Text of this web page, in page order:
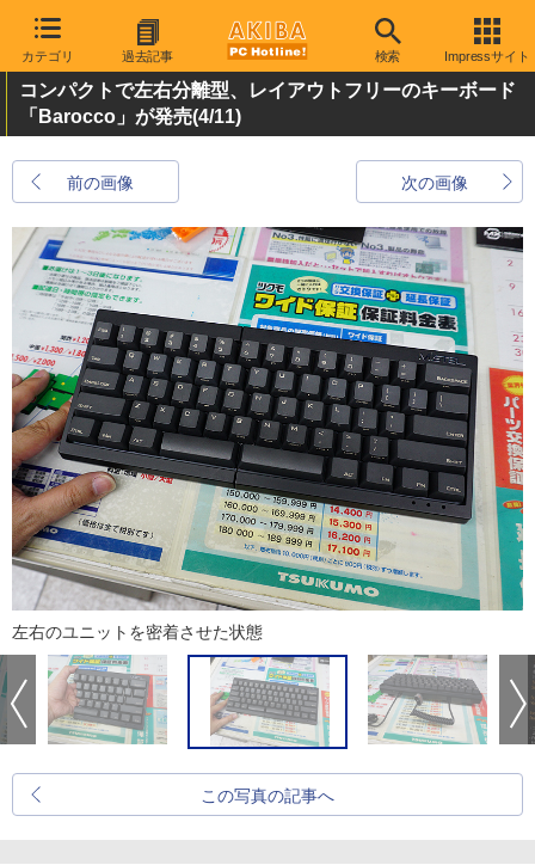
カテゴリ 過去記事 検索 Impressサイト
コンパクトで左右分離型、レイアウトフリーのキーボード
「Barocco」が発売(4/11)
前の画像 次の画像
左右のユニットを密着させた状態
この写真の記事へ